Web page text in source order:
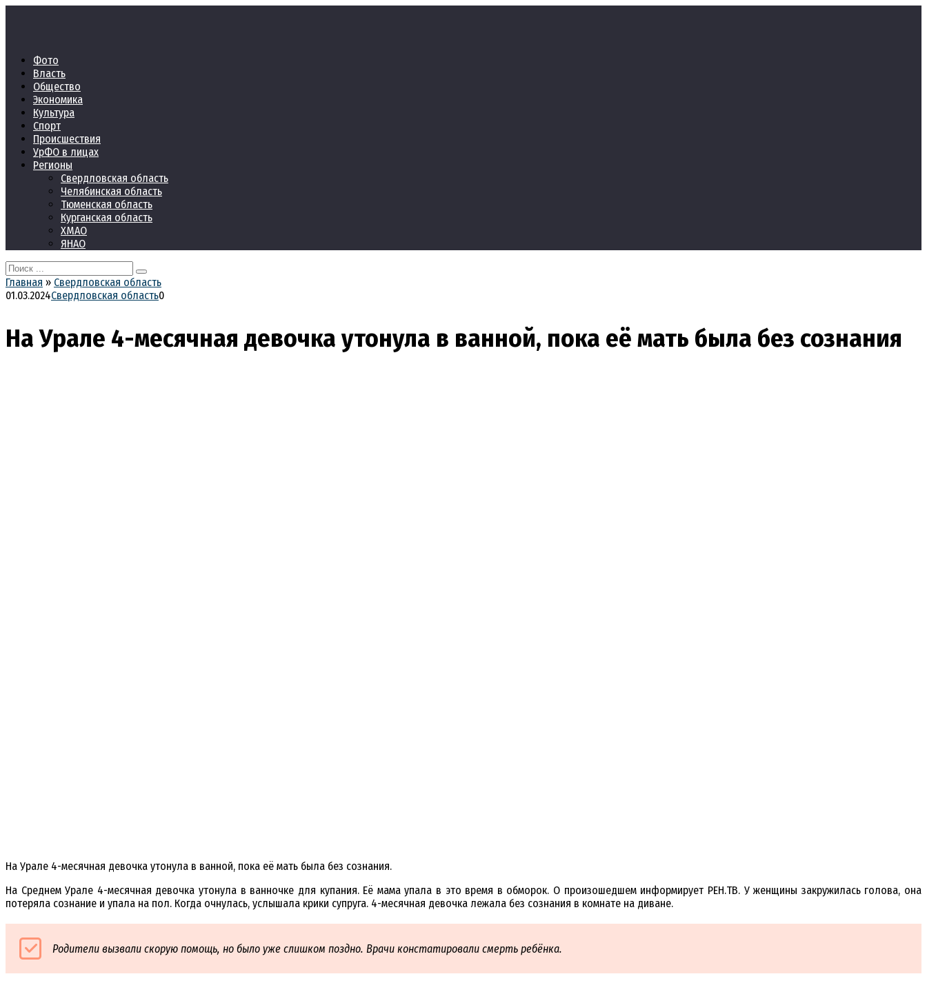
Фото
Власть
Общество
Экономика
Культура
Спорт
Происшествия
УрФО в лицах
Регионы
Свердловская область
Челябинская область
Тюменская область
Курганская область
ХМАО
ЯНАО
Search
for:
Главная » Свердловская область
01.03.2024Свердловская область0
На Урале 4-месячная девочка утонула в ванной, пока её мать была без сознания
На Урале 4-месячная девочка утонула в ванной, пока её мать была без сознания.
На Среднем Урале 4-месячная девочка утонула в ванночке для купания. Её мама упала в это время в обморок. О произошедшем информирует РЕН.ТВ. У женщины закружилась голова, она
потеряла сознание и упала на пол. Когда очнулась, услышала крики супруга. 4-месячная девочка лежала без сознания в комнате на диване.
Родители вызвали скорую помощь, но было уже слишком поздно. Врачи констатировали смерть ребёнка.